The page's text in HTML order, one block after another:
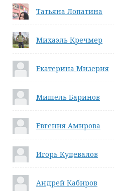
Татьяна Лопатина
Михаэль Кречмер
Екатерина Мизерия
Мишель Баринов
Евгения Амирова
Игорь Куцевалов
Андрей Кабиров